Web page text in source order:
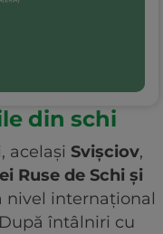
din schi
același Svișciov,
Ruse de Schi și
nivel internațional
întâlniri cu